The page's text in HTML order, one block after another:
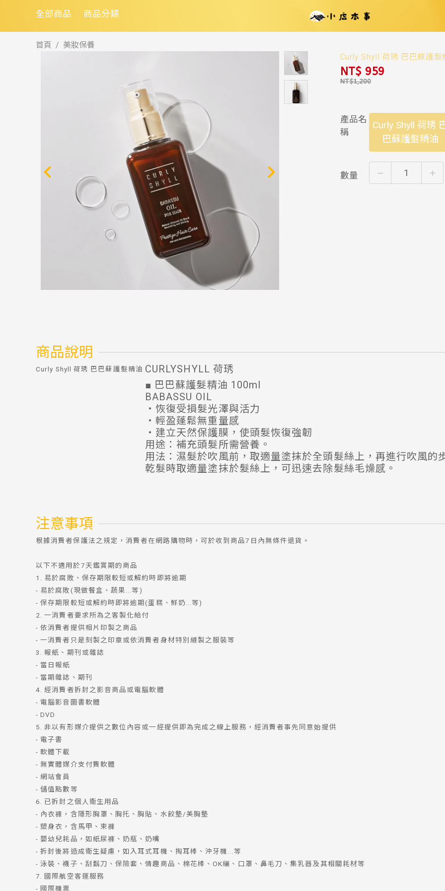
全部商品 商品分類
首頁
美妝保養
Curly Shyll 荷琇 巴巴蘇護髮
NT$ 959
產品名
稱
Curly Shyll 荷琇
巴蘇護髮精油
數量
商品說明
Curly Shyll 荷琇 巴巴蘇護髮精油 CURLYSHYLL 荷琇
■ 巴巴蘇護髮精油 100ml
BABASSU OIL
・恢復受損髮光澤與活力
・輕盈蓬鬆無重量感
・建立天然保護膜，使頭髮恢復強韌
用途：補充頭髮所需營養。
用法：濕髮於吹風前，取適量塗抹於全頭髮絲上，再進行吹風的
乾髮時取適量塗抹於髮絲上，可迅速去除髮絲毛燥感。
注意事項
根據消費者保護法之規定，消費者在網路購物時，可於收到商品7日內無條件退貨。
以下不適用於7天鑑賞期的商品
1. 易於腐敗、保存期限較短或解約時即將逾期
- 易於腐敗(現做餐盒、蔬果...等)
- 保存期限較短或解約時即將逾期(蛋糕、鮮奶...等)
2. 一消費者要求所為之客製化給付
- 依消費者提供相片印製之商品
- 一消費者只是刻製之印章或依消費者身材特別縫製之服裝等
3. 報紙、期刊或雜誌
- 當日報紙
- 當期雜誌、期刊
4. 經消費者拆封之影音商品或電腦軟體
- 電腦影音圖書軟體
- DVD
5. 非以有形媒介提供之數位內容或一經提供即為完成之線上服務，經消費者事先同意始提供
- 電子書
- 軟體下載
- 無實體媒介支付費軟體
- 網站會員
- 儲值點數等
6. 已拆封之個人衛生用品
- 內衣褲，含隱形胸罩、胸托、胸貼、水餃墊/美胸墊
- 塑身衣，含馬甲、束褲
- 嬰幼兒耗品，如紙尿褲、奶瓶、奶嘴
- 拆封後將造成衛生疑慮，如入耳式耳機、掏耳棒、沖牙機...等
- 泳裝、襪子、刮鬍刀、保險套、情趣商品、棉花棒、OK繃、口罩、鼻毛刀、集乳器及其相關耗材等
7. 國際航空客運服務
- 國際機票